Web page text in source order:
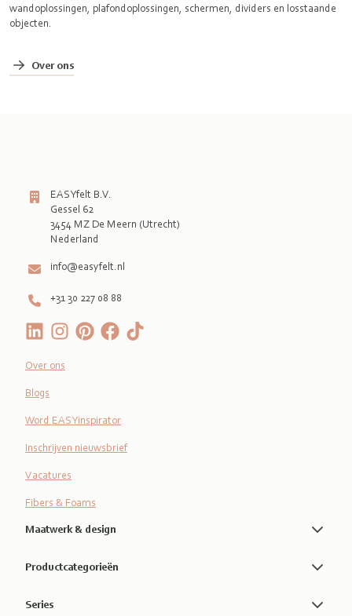
wandoplossingen, plafondoplossingen, schermen, dividers en losstaande
objecten.
Over ons
EASYfelt B.V.
Gessel 62
3454 MZ De Meern (Utrecht)
Nederland
info@easyfelt.nl
+31 30 227 08 88
Over ons
Blogs
Word EASYinspirator
Inschrijven nieuwsbrief
Vacatures
Fibers & Foams
Maatwerk & design
Productcategorieën
Series